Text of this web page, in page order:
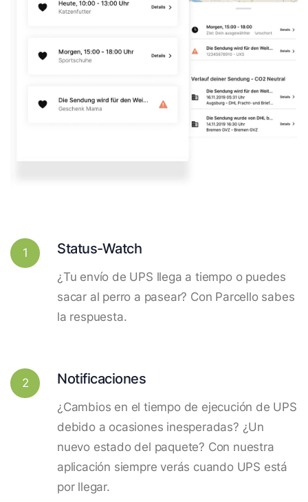
1 Status-Watch
¿Tu envío de UPS llega a tiempo o puedes
sacar al perro a pasear? Con Parcello sabes
la respuesta.
2 Notificaciones
¿Cambios en el tiempo de ejecución de UPS
debido a ocasiones inesperadas? ¿Un
nuevo estado del paquete? Con nuestra
aplicación siempre verás cuando UPS está
por llegar.